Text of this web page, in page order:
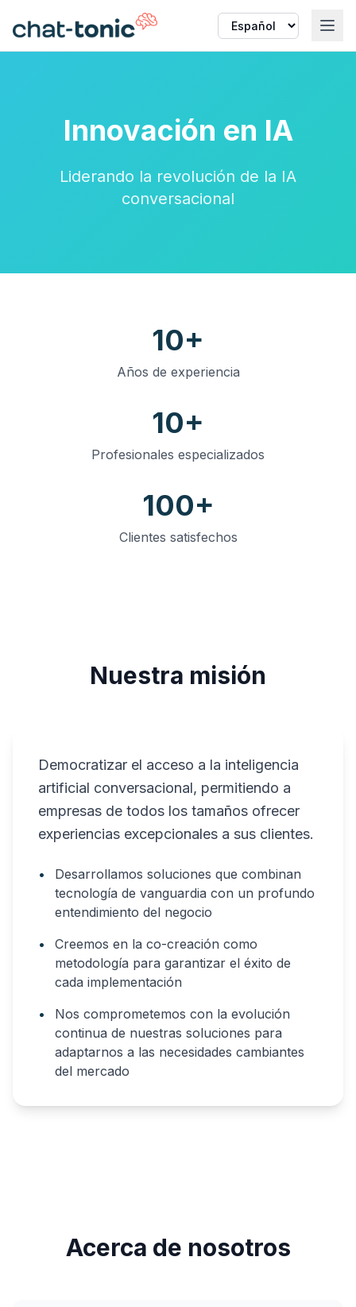
Innovación en IA
Liderando la revolución de la IA
conversacional
10+
Años de experiencia
10+
Profesionales especializados
100+
Clientes satisfechos
Nuestra misión
Democratizar el acceso a la inteligencia
artificial conversacional, permitiendo a
empresas de todos los tamaños ofrecer
experiencias excepcionales a sus clientes.
•
Desarrollamos soluciones que combinan
tecnología de vanguardia con un profundo
entendimiento del negocio
•
Creemos en la co-creación como
metodología para garantizar el éxito de
cada implementación
•
Nos comprometemos con la evolución
continua de nuestras soluciones para
adaptarnos a las necesidades cambiantes
del mercado
Acerca de nosotros